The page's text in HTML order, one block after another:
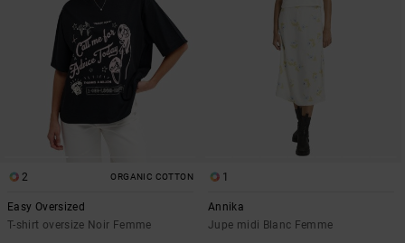
2 ORGANIC COTTON
Easy Oversized
T-shirt oversize Noir Femme
1
Annika
Jupe midi Blanc Femme